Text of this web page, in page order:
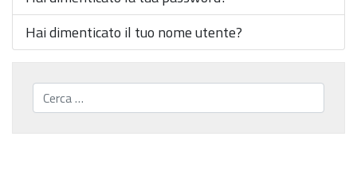
Hai dimenticato il tuo nome utente?
Cerca...